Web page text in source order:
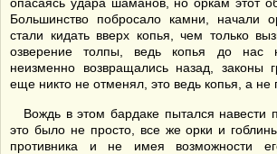
Большинство побросало камни, начали
стали кидать вверх копья, чем только
озверение толпы, ведь копья до нас
неизменно возвращались назад, законы
еще никто не отменял, это ведь копья, а не
Вождь в этом бардаке пытался навести
это было не просто, все же орки и
противника и не имея возможности